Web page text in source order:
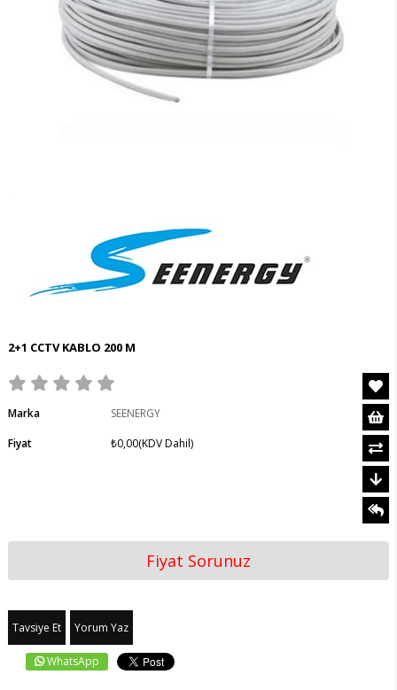
2+1 CCTV KABLO 200 M
Marka
SEENERGY
Fiyat
₺0,00(KDV Dahil)
Fiyat Sorunuz
Tavsiye Et Yorum Yaz
WhatsApp